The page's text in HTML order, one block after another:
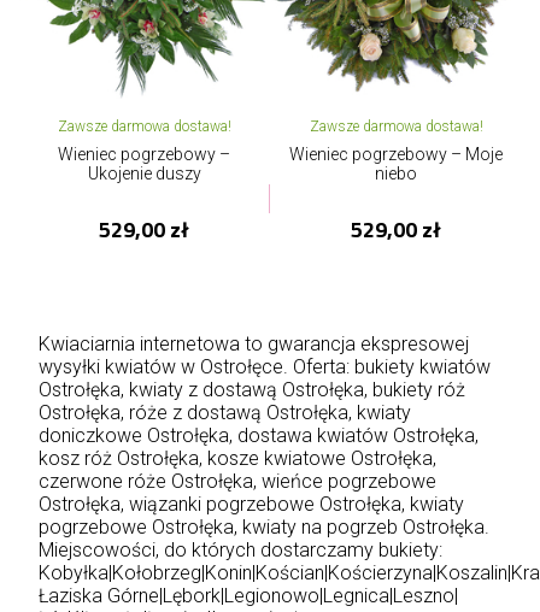
Zawsze darmowa dostawa!
Wieniec pogrzebowy –
Ukojenie duszy
529,00 zł
Zawsze darmowa dostawa!
Wieniec pogrzebowy – Moje
niebo
529,00 zł
Kwiaciarnia internetowa to gwarancja ekspresowej
wysyłki kwiatów w Ostrołęce. Oferta: bukiety kwiatów
Ostrołęka, kwiaty z dostawą Ostrołęka, bukiety róż
Ostrołęka, róże z dostawą Ostrołęka, kwiaty
doniczkowe Ostrołęka, dostawa kwiatów Ostrołęka,
kosz róż Ostrołęka, kosze kwiatowe Ostrołęka,
czerwone róże Ostrołęka, wieńce pogrzebowe
Ostrołęka, wiązanki pogrzebowe Ostrołęka, kwiaty
pogrzebowe Ostrołęka, kwiaty na pogrzeb Ostrołęka.
Miejscowości, do których dostarczamy bukiety:
Kobyłka|Kołobrzeg|Konin|Kościan|Kościerzyna|Koszalin|
Łaziska Górne|Lębork|Legionowo|Legnica|Leszno|